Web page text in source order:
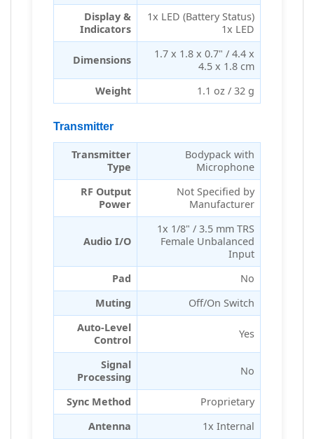
Display &
Indicators
1x LED (Battery Status)
1x LED
Dimensions
1.7 x 1.8 x 0.7" / 4.4 x
4.5 x 1.8 cm
Weight
1.1 oz / 32 g
Transmitter
Transmitter
Type
Bodypack with
Microphone
RF Output
Power
Not Specified by
Manufacturer
Audio I/O
1x 1/8" / 3.5 mm TRS
Female Unbalanced
Input
Pad
No
Muting
Off/On Switch
Auto-Level
Control
Yes
Signal
Processing
No
Sync Method
Proprietary
Antenna
1x Internal